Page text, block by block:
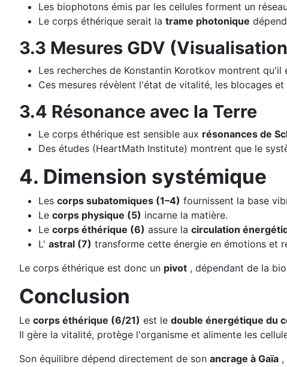
Les biophotons émis par les cellules forment un
Le corps éthérique serait la trame photonique
3.3 Mesures GDV
Les recherches de Konstantin Korotkov montrent
Ces mesures révèlent l'état de vitalité, les blocages
3.4 Résonance avec la Terre
Le corps éthérique est sensible aux résonances de
Des études (HeartMath Institute) montrent que le
4. Dimension systémique
Les corps subatomiques (1–4) fournissent la base
Le corps physique (5) incarne la matière.
Le corps éthérique (6) assure la circulation
L' astral (7) transforme cette énergie en émotions et
Le corps éthérique est donc un pivot , dépendant de la
Conclusion
Le corps éthérique (6/21) est le double énergétique du
Il gère la vitalité, protège l'organisme et alimente les
Son équilibre dépend directement de son ancrage à Gaïa ,